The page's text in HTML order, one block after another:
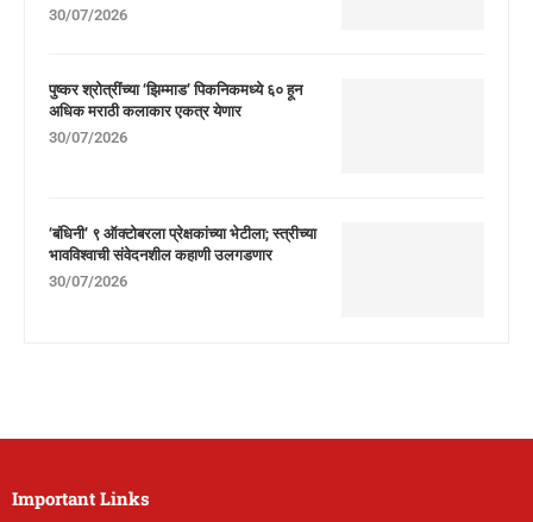
30/07/2026
पुष्कर श्रोत्रींच्या ‘झिम्माड’ पिकनिकमध्ये ६० हून
अधिक मराठी कलाकार एकत्र येणार
30/07/2026
‘बंधिनी’ ९ ऑक्टोबरला प्रेक्षकांच्या भेटीला; स्त्रीच्या
भावविश्वाची संवेदनशील कहाणी उलगडणार
30/07/2026
Important Links